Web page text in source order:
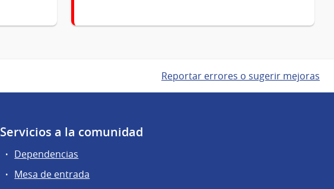
Reportar errores o sugerir mejoras
Servicios a la comunidad
Dependencias
Mesa de entrada